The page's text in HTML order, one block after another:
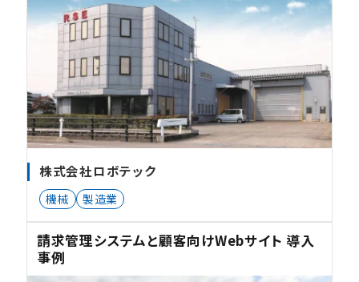
株式会社ロボテック
機械 製造業
請求管理システムと顧客向けWebサイト 導入
事例